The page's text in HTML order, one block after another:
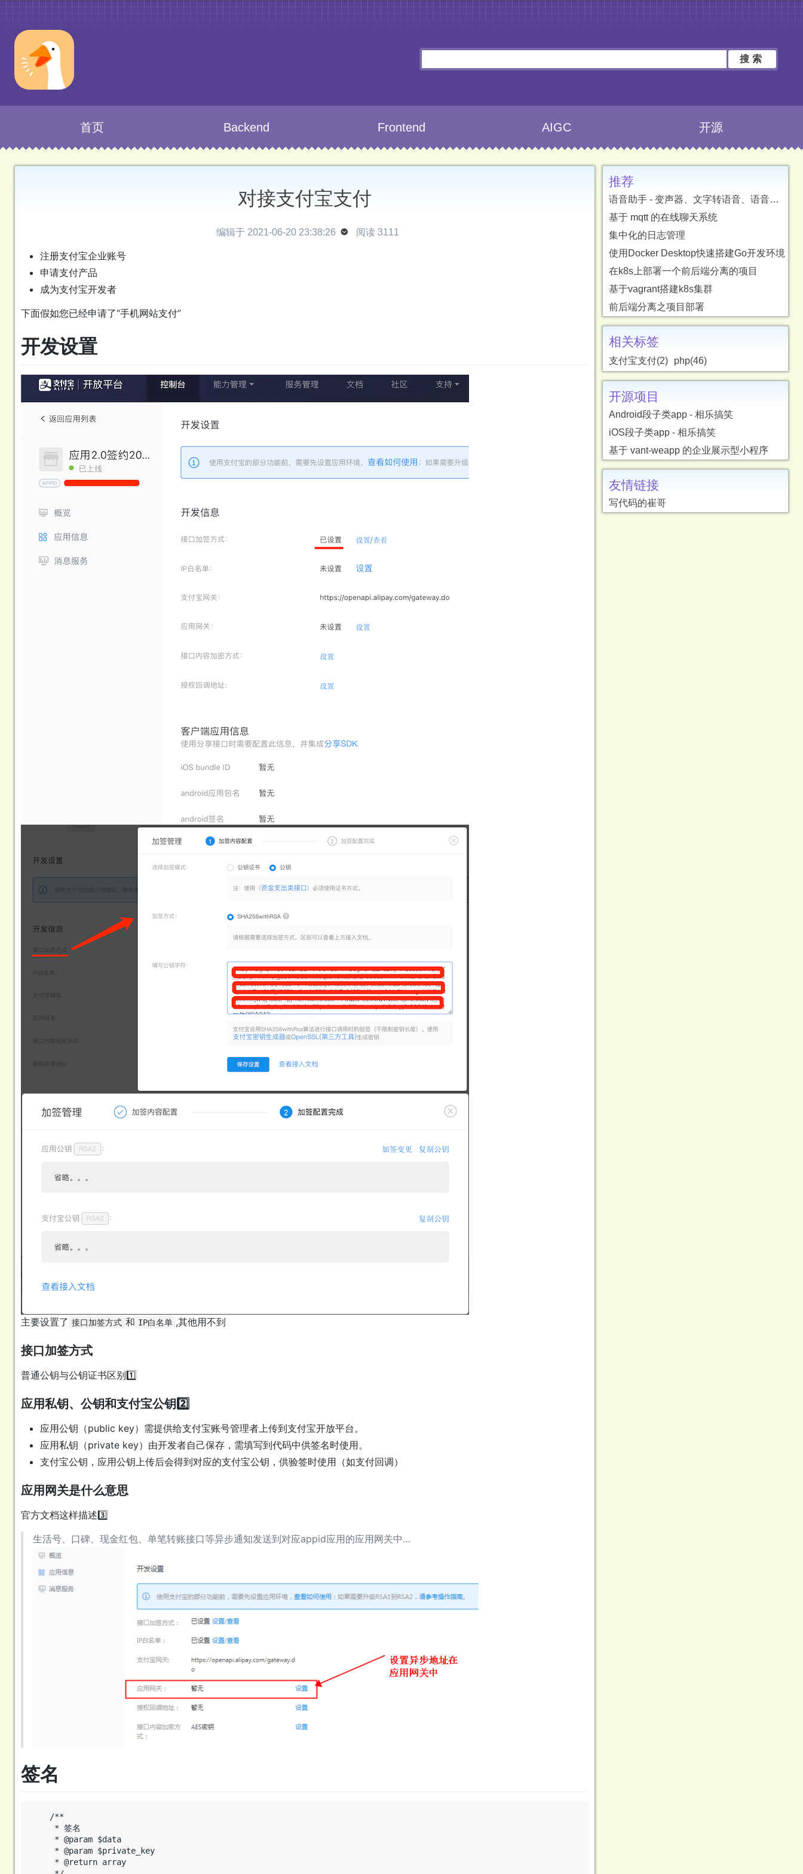
搜索
首页 Backend Frontend AIGC 开源
对接支付宝支付
编辑于 2021-06-20 23:38:26  阅读 3111
注册支付宝企业账号
申请支付产品
成为支付宝开发者
下面假如您已经申请了“手机网站支付”
开发设置
主要设置了 接口加签方式 和 IP白名单 ,其他用不到
接口加签方式
普通公钥与公钥证书区别1️⃣
应用私钥、公钥和支付宝公钥2️⃣
应用公钥（public key）需提供给支付宝账号管理者上传到支付宝开放平台。
应用私钥（private key）由开发者自己保存，需填写到代码中供签名时使用。
支付宝公钥，应用公钥上传后会得到对应的支付宝公钥，供验签时使用（如支付回调）
应用网关是什么意思
官方文档这样描述3️⃣
生活号、口碑、现金红包、单笔转账接口等异步通知发送到对应appid应用的应用网关中…
签名
    /**
     * 签名
     * @param $data
     * @param $private_key
     * @return array
推荐
语音助手 - 变声器、文字转语音、语音转文字、字幕翻译
基于 mqtt 的在线聊天系统
集中化的日志管理
使用Docker Desktop快速搭建Go开发环境
在k8s上部署一个前后端分离的项目
基于vagrant搭建k8s集群
前后端分离之项目部署
相关标签
支付宝支付(2) php(46)
开源项目
Android段子类app - 相乐搞笑
iOS段子类app - 相乐搞笑
基于 vant-weapp 的企业展示型小程序
友情链接
写代码的崔哥